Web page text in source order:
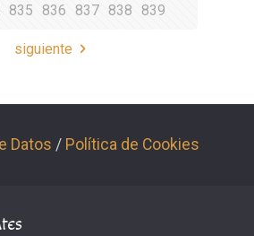
835 836 837 838 839
siguiente
Datos / Política de Cookies